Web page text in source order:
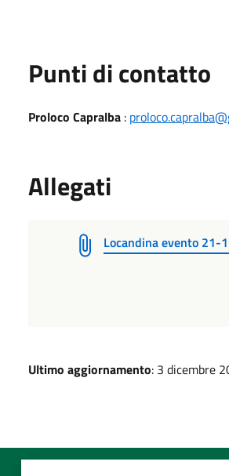
Punti di contatto
Proloco Capralba :
Allegati
Locandina evento 21-
Ultimo aggiornamento: 3 dicembre